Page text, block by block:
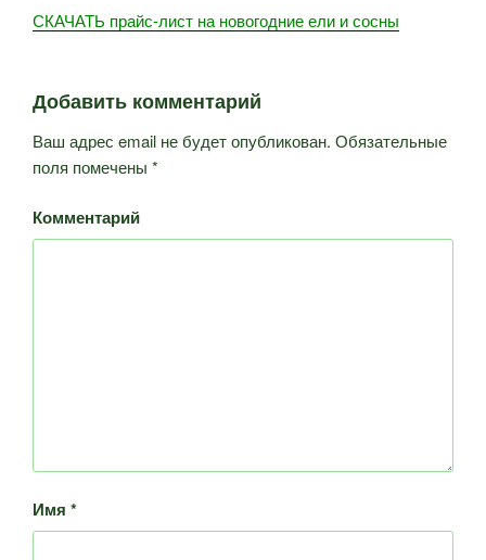
СКАЧАТЬ прайс-лист на новогодние ели и сосны
Добавить комментарий
Ваш адрес email не будет опубликован. Обязательные
поля помечены *
Комментарий
Имя *